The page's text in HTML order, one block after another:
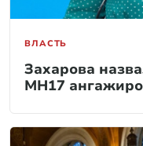
ВЛАСТЬ
Захарова
MH17